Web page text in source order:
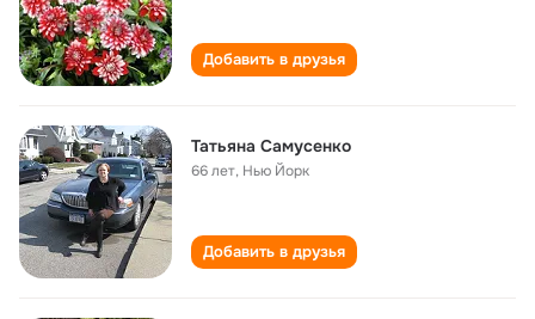
Добавить в друзья
Татьяна Самусенко
66 лет, Нью Йорк
Добавить в друзья